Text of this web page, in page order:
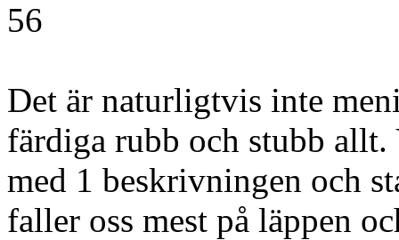
56
Det är naturligtvis inte
färdiga rubb och stubb
med 1 beskrivningen och
faller oss mest på läppen